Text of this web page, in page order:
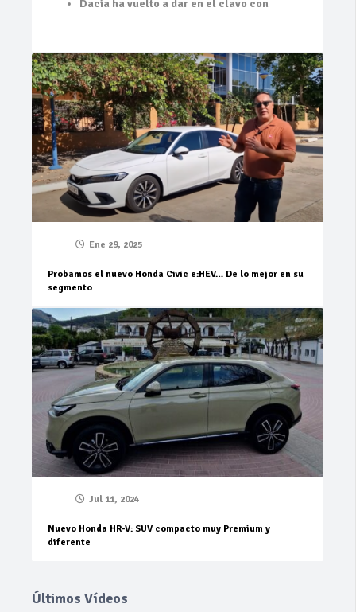
Dacia ha vuelto a dar en el clavo con
Ene 29, 2025
Probamos el nuevo Honda Civic e:HEV… De lo mejor en su
segmento
Jul 11, 2024
Nuevo Honda HR-V: SUV compacto muy Premium y
diferente
Últimos Vídeos